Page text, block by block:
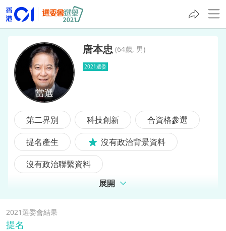
唐本忠
唐本忠 (64歲, 男)
2021選委
第二界別 科技創新
合資格參選
提名產生
沒有政治背景資料
沒有政治聯繫資料
展開
2021選委會結果
提名